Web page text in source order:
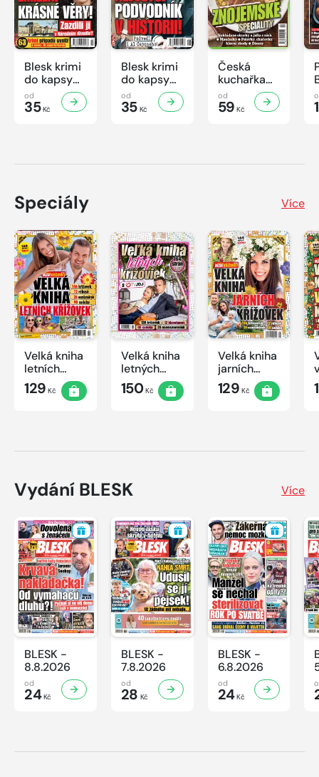
Blesk krimi
do kapsy
č.7/2026
od
35Kč
Blesk krimi
do kapsy
č.6/2026
od
35Kč
Česká
kuchařka
26.
Znojemské
speciality
od
59 Kč
Speciály Více
Velká kniha
letních
křížovek
2026
129 Kč
Velká kniha
letných
krížoviek s
TV JOJ
150Kč
Velká kniha
jarních
křížovek
2026
129 Kč
Vydání BLESK Více
BLESK -
8.8.2026
od
24Kč
BLESK -
7.8.2026
od
28 Kč
BLESK -
6.8.2026
od
24Kč